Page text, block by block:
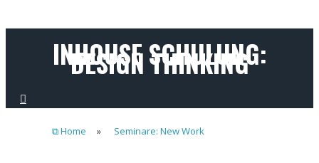
INHOUSE SCHULUNG:
DESIGN THINKING
⧉ Home » Seminare: New Work